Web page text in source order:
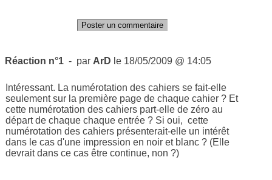
Poster un commentaire
Réaction n°1 - par ArD le 18/05/2009 @ 14:05
Intéressant. La numérotation des cahiers se fait-elle
seulement sur la première page de chaque cahier ? Et
cette numérotation des cahiers part-elle de zéro au
départ de chaque chaque entrée ? Si oui, cette
numérotation des cahiers présenterait-elle un intérêt
dans le cas d'une impression en noir et blanc ? (Elle
devrait dans ce cas être continue, non ?)